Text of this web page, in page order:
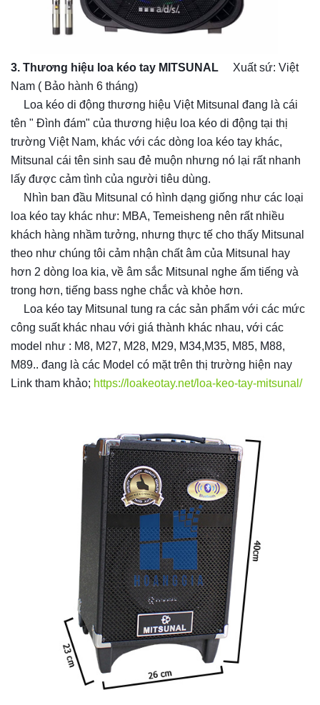
3. Thương hiệu loa kéo tay MITSUNAL
Xuất sứ: Việt
Nam ( Bảo hành 6 tháng)
Loa kéo di động thương hiệu Việt Mitsunal đang là cái
tên " Đình đám" của thương hiệu loa kéo di động tại thị
trường Việt Nam, khác với các dòng loa kéo tay khác,
Mitsunal cái tên sinh sau đẻ muộn nhưng nó lại rất nhanh
lấy được cảm tình của người tiêu dùng.
Nhìn ban đầu Mitsunal có hình dạng giống như các loại
loa kéo tay khác như: MBA, Temeisheng nên rất nhiều
khách hàng nhầm tưởng, nhưng thực tế cho thấy Mitsunal
theo như chúng tôi cảm nhận chất âm của Mitsunal hay
hơn 2 dòng loa kia, về âm sắc Mitsunal nghe ấm tiếng và
trong hơn, tiếng bass nghe chắc và khỏe hơn.
Loa kéo tay Mitsunal tung ra các sản phẩm với các mức
công suất khác nhau với giá thành khác nhau, với các
model như : M8, M27, M28, M29, M34,M35, M85, M88,
M89.. đang là các Model có mặt trên thị trường hiện nay
Link tham khảo; https://loakeotay.net/loa-keo-tay-mitsunal/